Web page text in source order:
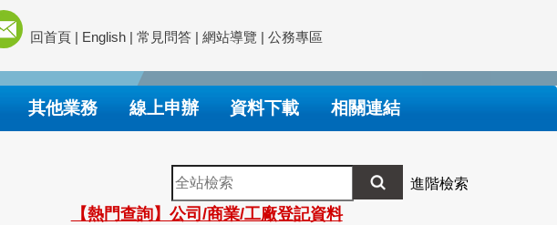
回首頁 | English | 常見問答 | 網站導覽 | 公務專區
其他業務 線上申辦 資料下載 相關連結
全
站
檢
進階檢索
【熱門查詢】公司/商業/工廠登記資料